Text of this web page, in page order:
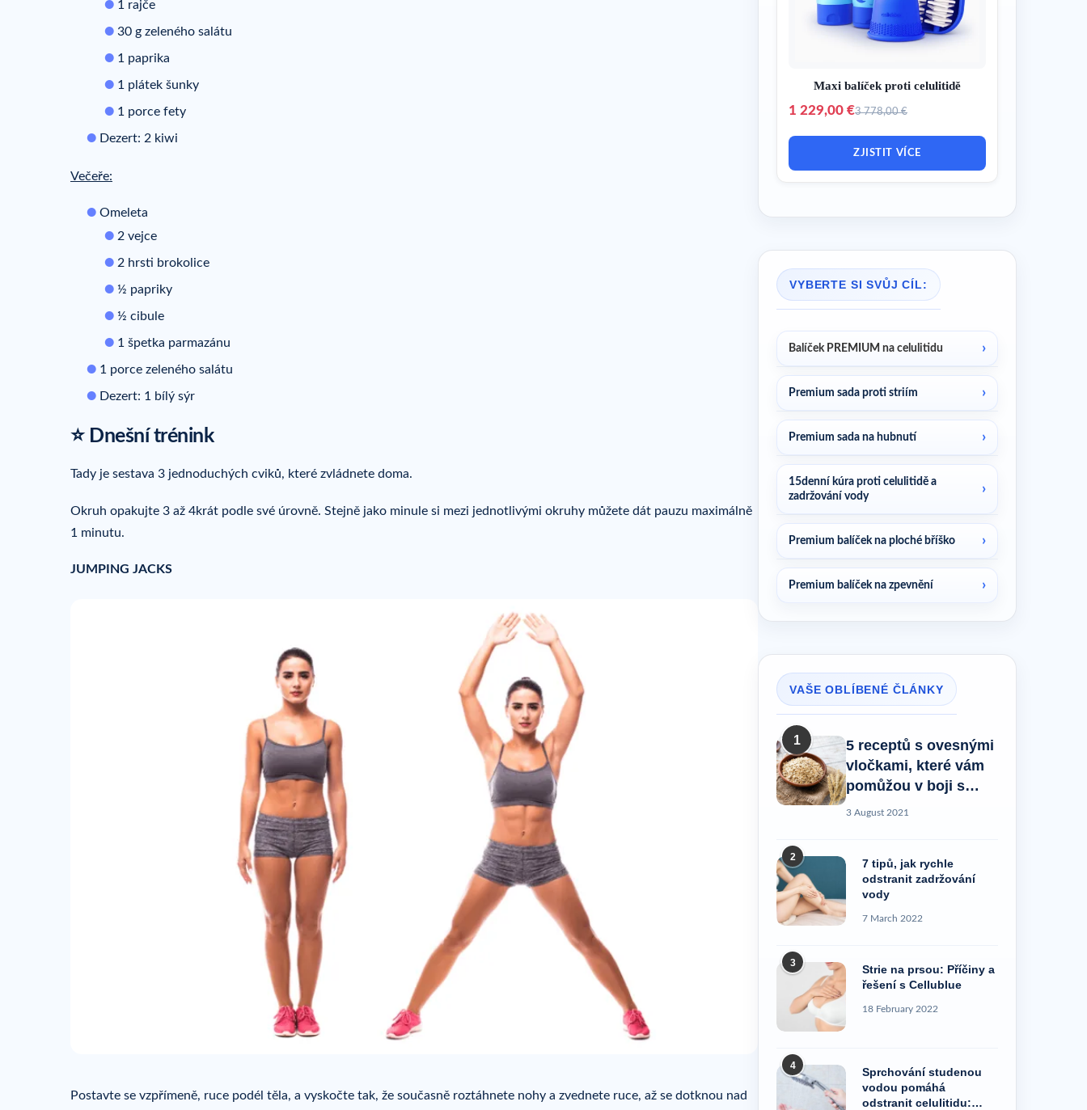
1 rajče
30 g zeleného salátu
1 paprika
1 plátek šunky
1 porce fety
Dezert: 2 kiwi
Večeře:
Omeleta
2 vejce
2 hrsti brokolice
½ papriky
½ cibule
1 špetka parmazánu
1 porce zeleného salátu
Dezert: 1 bílý sýr
⭐ Dnešní trénink
Tady je sestava 3 jednoduchých cviků, které zvládnete doma.
Okruh opakujte 3 až 4krát podle své úrovně. Stejně jako minule si mezi jednotlivými okruhy můžete dát pauzu maximálně
1 minutu.
JUMPING JACKS
Postavte se vzpřímeně, ruce podél těla, a vyskočte tak, že současně roztáhnete nohy a zvednete ruce, až se dotknou nad
Maxi balíček proti celulitidě
1 229,00 €3 778,00 €
ZJISTIT VÍCE
VYBERTE SI SVŮJ CÍL:
Balíček PREMIUM na celulitidu
Premium sada proti striím
Premium sada na hubnutí
15denní kúra proti celulitidě a
zadržování vody
Premium balíček na ploché bříško
Premium balíček na zpevnění
VAŠE OBLÍBENÉ ČLÁNKY
1
5 receptů s ovesnými
vločkami, které vám
pomůžou v boji s
celulitidou!
3 August 2021
2
7 tipů, jak rychle
odstranit zadržování
vody
7 March 2022
3
Strie na prsou: Příčiny a
řešení s Cellublue
18 February 2022
4
Sprchování studenou
vodou pomáhá
odstranit celulitidu: